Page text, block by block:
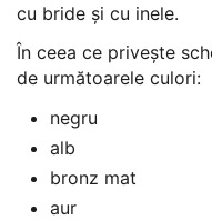
cu bride și cu inele.
În ceea ce privește
de următoarele culori:
negru
alb
bronz mat
aur